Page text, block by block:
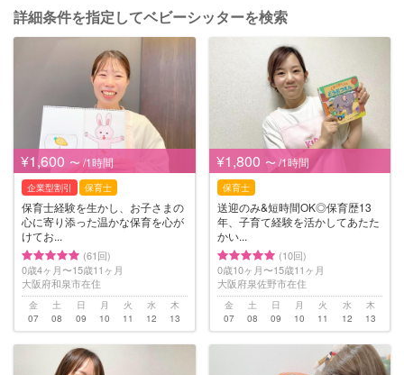
詳細条件を指定してベビーシッターを検索
¥1,600 〜 /1時間
企業型割引 保育士
保育士経験を生かし、お子さまの
心に寄り添った温かな保育を心が
けてお...
(61回)
0歳4ヶ月〜15歳11ヶ月
大阪府和泉市在住
金
07
土
08
日
09
月
10
火
11
水
12
木
13
¥1,800 〜 /1時間
保育士
送迎のみ&短時間OK◎保育歴13
年、子育て経験を活かしてあたた
かい...
(10回)
0歳10ヶ月〜15歳11ヶ月
大阪府泉佐野市在住
金
07
土
08
日
09
月
10
火
11
水
12
木
13